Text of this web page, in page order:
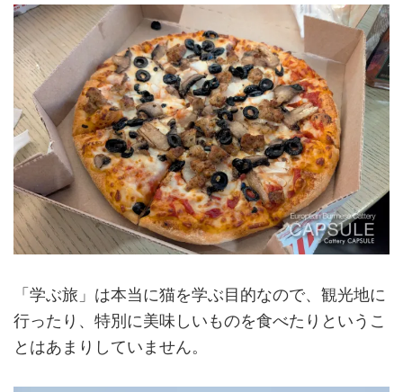
「学ぶ旅」は本当に猫を学ぶ目的なので、観光地に
行ったり、特別に美味しいものを食べたりというこ
とはあまりしていません。